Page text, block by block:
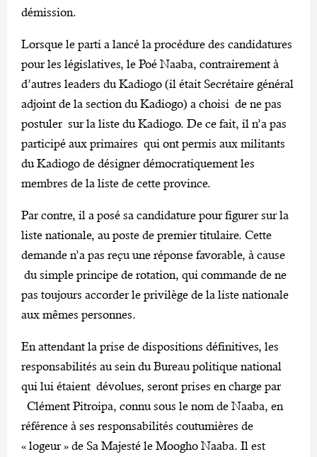
démission.
Lorsque le parti a lancé la procédure des candidatures
pour les législatives, le Poé Naaba, contrairement à
d’autres leaders du Kadiogo (il était Secrétaire général
adjoint de la section du Kadiogo) a choisi de ne pas
postuler sur la liste du Kadiogo. De ce fait, il n’a pas
participé aux primaires qui ont permis aux militants
du Kadiogo de désigner démocratiquement les
membres de la liste de cette province.
Par contre, il a posé sa candidature pour figurer sur la
liste nationale, au poste de premier titulaire. Cette
demande n’a pas reçu une réponse favorable, à cause
du simple principe de rotation, qui commande de ne
pas toujours accorder le privilège de la liste nationale
aux mêmes personnes.
En attendant la prise de dispositions définitives, les
responsabilités au sein du Bureau politique national
qui lui étaient dévolues, seront prises en charge par
Clément Pitroipa, connu sous le nom de Naaba, en
référence à ses responsabilités coutumières de
« logeur » de Sa Majesté le Moogho Naaba. Il est